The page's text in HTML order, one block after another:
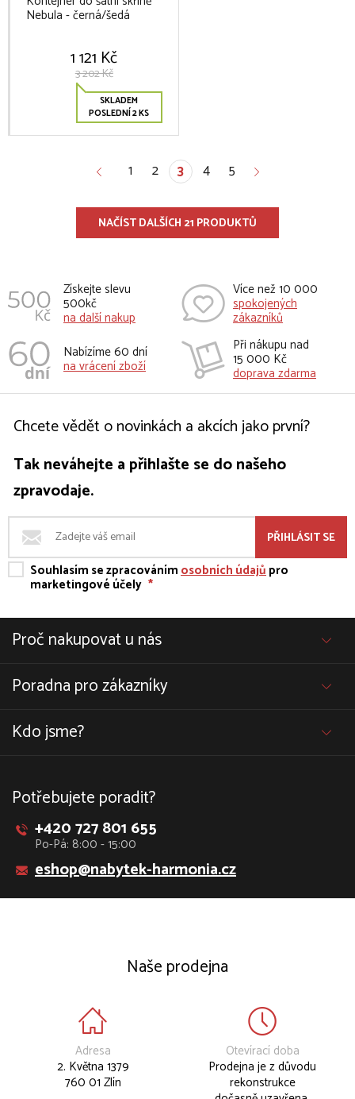
Nebula - černá/šedá
1 121 Kč
3 202 Kč
SKLADEM
POSLEDNÍ 2 KS
1 2 3 4 5
NAČÍST DALŠÍCH 21 PRODUKTŮ
Získejte slevu
500kč
na další nakup
Více než 10 000
spokojených
zákazníků
Nabízíme 60 dní
na vrácení zboží
Při nákupu nad
15 000 Kč
doprava zdarma
Chcete vědět o novinkách a akcích jako první?
Tak neváhejte a přihlašte se do našeho
zpravodaje.
PŘIHLÁSIT SE
Souhlasím se zpracovánímosobních údajůpro
marketingové účely *
Proč nakupovat u nás
Poradna pro zákazníky
Kdo jsme?
Potřebujete poradit?
+420 727 801 655
Po-Pá: 8:00 - 15:00
eshop@nabytek-harmonia.cz
Naše prodejna
Adresa
2. Května 1379
760 01 Zlín
Otevírací doba
Prodejna je z důvodu
rekonstrukce